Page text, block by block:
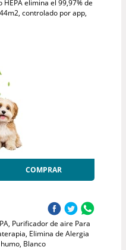
elimina el 99,97% de
controlado por app,
COMPRAR
Purificador de aire Para
Elimina de Alergia
Blanco